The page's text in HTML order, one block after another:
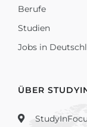
Berufe
Studien
Jobs in
ÜBER